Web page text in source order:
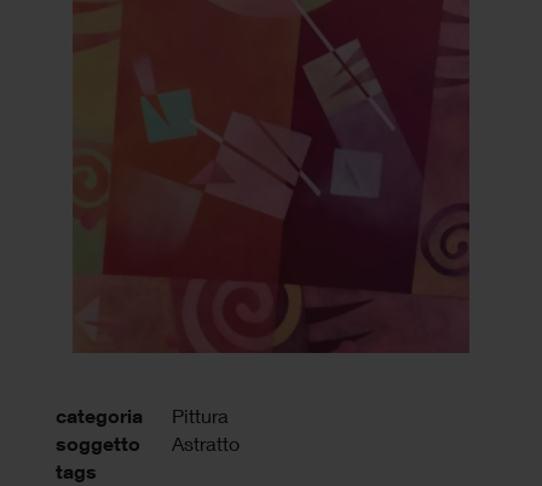
categoria Pittura
soggetto Astratto
tags